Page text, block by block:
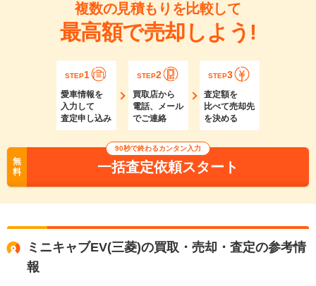
複数の見積もりを比較して
最高額で売却しよう!
STEP1
愛車情報を
入力して
査定申し込み
STEP2
買取店から
電話、メール
でご連絡
STEP3
査定額を
比べて売却先
を決める
無
料
90秒で終わるカンタン入力
一括査定依頼スタート
ミニキャブEV(三菱)の買取・売却・査定の参考情
報